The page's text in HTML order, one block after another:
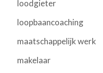
loodgieter
loopbaancoaching
maatschappelijk werk
makelaar